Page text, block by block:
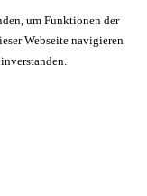
um Funktionen der
Webseite navigieren